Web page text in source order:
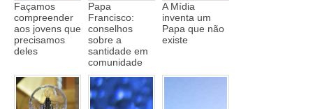
Façamos
compreender
aos jovens que
precisamos
deles
Papa
Francisco:
conselhos
sobre a
santidade em
comunidade
A Mídia
inventa um
Papa que não
existe